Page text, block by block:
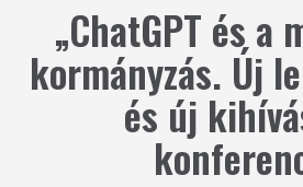
„ChatGPT és a
kormányzás. Új
és új